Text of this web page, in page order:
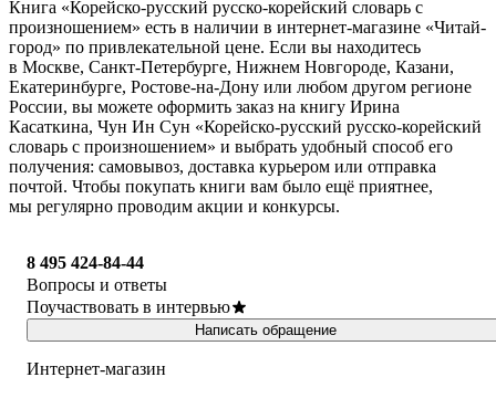
Книга «Корейско-русский русско-корейский словарь с
произношением» есть в наличии в интернет-магазине «Читай-
город» по привлекательной цене. Если вы находитесь
в Москве, Санкт-Петербурге, Нижнем Новгороде, Казани,
Екатеринбурге, Ростове-на-Дону или любом другом регионе
России, вы можете оформить заказ на книгу Ирина
Касаткина, Чун Ин Сун «Корейско-русский русско-корейский
словарь с произношением» и выбрать удобный способ его
получения: самовывоз, доставка курьером или отправка
почтой. Чтобы покупать книги вам было ещё приятнее,
мы регулярно проводим акции и конкурсы.
8 495 424-84-44
Вопросы и ответы
Поучаствовать в интервью
Написать обращение
Интернет-магазин